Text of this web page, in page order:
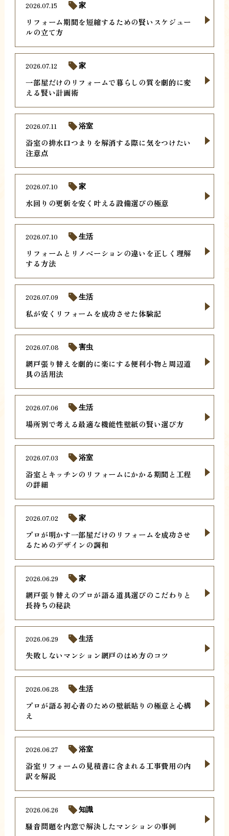
リフォーム期間を短縮するための賢いスケジュー
ルの立て方
2026.07.15 家
一部屋だけのリフォームで暮らしの質を劇的に変
える賢い計画術
2026.07.12 家
浴室の排水口つまりを解消する際に気をつけたい
注意点
2026.07.11 浴室
水回りの更新を安く叶える設備選びの極意
2026.07.10 家
リフォームとリノベーションの違いを正しく理解
する方法
2026.07.10 生活
私が安くリフォームを成功させた体験記
2026.07.09 生活
網戸張り替えを劇的に楽にする便利小物と周辺道
具の活用法
2026.07.08 害虫
場所別で考える最適な機能性壁紙の賢い選び方
2026.07.06 生活
浴室とキッチンのリフォームにかかる期間と工程
の詳細
2026.07.03 浴室
プロが明かす一部屋だけのリフォームを成功させ
るためのデザインの調和
2026.07.02 家
網戸張り替えのプロが語る道具選びのこだわりと
長持ちの秘訣
2026.06.29 家
失敗しないマンション網戸のはめ方のコツ
2026.06.29 生活
プロが語る初心者のための壁紙貼りの極意と心構
え
2026.06.28 生活
浴室リフォームの見積書に含まれる工事費用の内
訳を解説
2026.06.27 浴室
騒音問題を内窓で解決したマンションの事例
2026.06.26 知識